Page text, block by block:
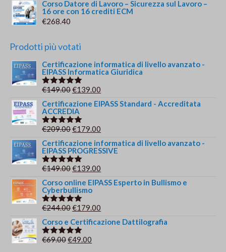
Corso Datore di Lavoro – Sicurezza sul Lavoro –
16 ore con 16 crediti ECM
€268.40
Prodotti più votati
Certificazione informatica di livello avanzato -
EIPASS Informatica Giuridica
Valutato
€149.00Il
prezzo
originale
era:
€139.00
prezzo
Certificazione EIPASS Standard - Accreditata
ACCREDIA
Valutato
€209.00Il
prezzo
originale
era:
€179.00
prezzo
attuale
Certificazione informatica di livello avanzato -
EIPASS PROGRESSIVE
Valutato
€149.00Il
prezzo
originale
era:
€139.00
prezzo
Corso online EIPASS Esperto in Bullismo e
Cyberbullismo
Valutato
€244.00Il
prezzo
originale
era:
€179.00
prezzo
Corso e Certificazione Dattilografia
Valutato
€69.00Il
€49.00